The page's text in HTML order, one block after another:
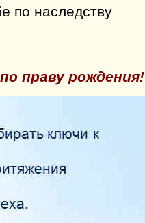
по наследству
праву рождения!